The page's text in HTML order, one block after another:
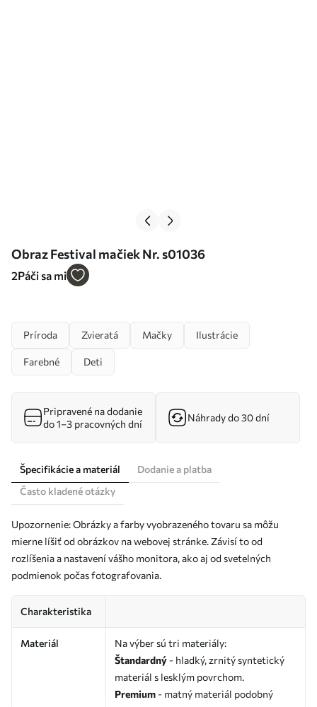
Obraz Festival mačiek Nr. s01036
2Páči sa mi
Príroda Zvieratá Mačky Ilustrácie
Farebné Deti
Pripravené na dodanie
do 1–3 pracovných dní
Náhrady do 30 dní
Špecifikácie a materiál
Dodanie a platba
Často kladené otázky
Upozornenie: Obrázky a farby vyobrazeného tovaru sa môžu
mierne líšiť od obrázkov na webovej stránke. Závisí to od
rozlíšenia a nastavení vášho monitora, ako aj od svetelných
podmienok počas fotografovania.
Charakteristika
Materiál
Na výber sú tri materiály:
Štandardný - hladký, zrnitý syntetický
materiál s lesklým povrchom.
Premium - matný materiál podobný